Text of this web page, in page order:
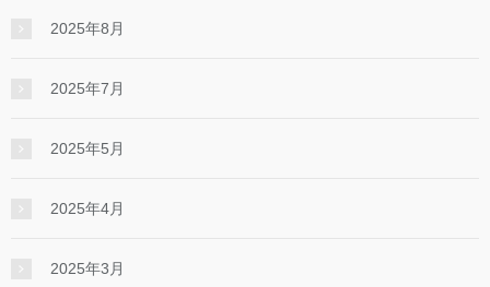
2025年8月
2025年7月
2025年5月
2025年4月
2025年3月